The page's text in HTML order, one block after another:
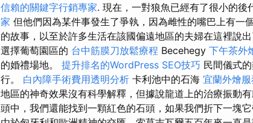
信賴的關鍵字行銷專家. 現在，一對狼魚已經有了很小的後
家 但他們因為某件事發生了爭執，因為雌性的嘴巴上有一
的故事，以至於許多生活在該國偏遠地區的夫婦在這裡說
選擇葡萄園區的 台中筋膜刀放鬆療程 Becehegy 下午茶外
的婚禮場地。 提升排名的WordPress SEO技巧 民間儀式
行。 白內障手術費用透明分析 卡利池中的石海 宜蘭外燴
地區的神奇效果沒有科學解釋，但據說龍道上的治療振動
頭中，我們還能找到一顆紅色的石頭，如果我們折下一塊